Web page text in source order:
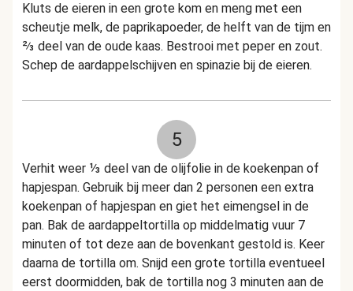
Kluts de eieren in een grote kom en meng met een
scheutje melk, de paprikapoeder, de helft van de tijm en
⅔ deel van de oude kaas. Bestrooi met peper en zout.
Schep de aardappelschijven en spinazie bij de eieren.
5
Verhit weer ⅓ deel van de olijfolie in de koekenpan of
hapjespan. Gebruik bij meer dan 2 personen een extra
koekenpan of hapjespan en giet het eimengsel in de
pan. Bak de aardappeltortilla op middelmatig vuur 7
minuten of tot deze aan de bovenkant gestold is. Keer
daarna de tortilla om. Snijd een grote tortilla eventueel
eerst doormidden, bak de tortilla nog 3 minuten aan de